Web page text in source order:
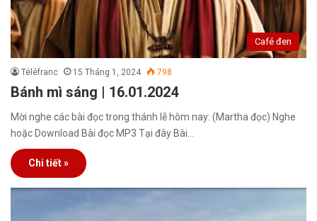
Café đen
Téléfranc 15 Tháng 1, 2024 798
Bánh mì sáng | 16.01.2024
Mời nghe các bài đọc trong thánh lễ hôm nay: (Martha đọc) Nghe
hoặc Download Bài đọc MP3 Tại đây Bài…
Chi tiết »